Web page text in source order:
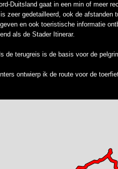
Duitsland gaat in een min of meer
zeer gedetailleerd, ook de
en ook toeristische informatie
als de Stader Itinerar.
de terugreis is de basis voor de
ontwierp ik de route voor de